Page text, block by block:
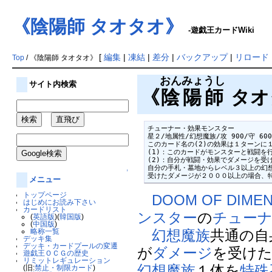
《陰陽師 タオタオ》 -遊戯王カードWiki
Top/ 《陰陽師 タオタオ》 [ 編集| 凍結| 差分| バックアップ| リロード
サイト内検索
↑
メニュー
トップページ
はじめにお読み下さい
カードリスト
(英語版)(韓国版)
(中国版)
略称一覧
デッキ集
デッキ・カードプールの変遷
遊戯王ＯＣＧの歴史
リミットレギュレーション
(旧:禁止・制限カード)
《 陰陽師
おんみょうし
タ
チューナー・効果モンスター
星２/地属性/幻想魔族/攻 900/守 600
このカード名の(2)の効果は１ターンに
(1)：このカードがモンスターと戦闘を
(2)：自分が戦闘・効果でダメージを受
自分の手札・墓地からレベル３以上の幻
受けたダメージが２０００以上の場合、
DOOM OF
ンスターのチュー
幻想魔族共通の
がダメージを受け